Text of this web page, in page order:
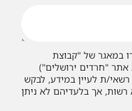
במאגר של "קבוצת
"חרדים ירושלים")
רשאי/ת לעיין במידע, לבקש
אך בלעדיהם לא ניתן